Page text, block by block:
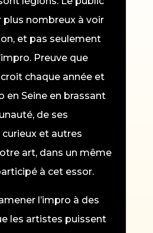
plus nombreux à voir
et pas seulement
Preuve que
chaque année et
en Seine en brassant
de ses
et autres
art, dans un même
à cet essor.
l’impro à des
les artistes puissent